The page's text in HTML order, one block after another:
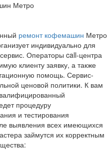
ремонт кофемашин Метро
индивидуально для
Операторы call-центра
клиенту заявку, а также
помощь. Сервис-
ценовой политики. К вам
процедуру
и тестирования
выявления всех имеющихся
займутся их корректным